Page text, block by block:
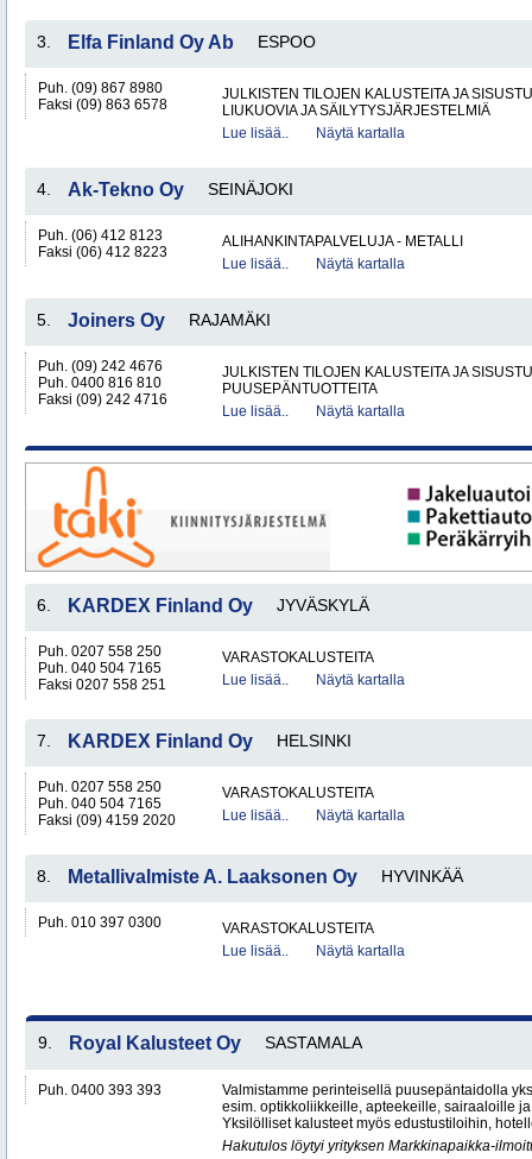
3. Elfa Finland Oy Ab ESPOO
Puh. (09) 867 8980
Faksi (09) 863 6578
JULKISTEN TILOJEN KALUSTEITA JA
LIUKUOVIA JA SÄILYTYSJÄRJESTELMIÄ
Lue lisää..
Näytä kartalla
4. Ak-Tekno Oy SEINÄJOKI
Puh. (06) 412 8123
Faksi (06) 412 8223
ALIHANKINTAPALVELUJA - METALLI
Lue lisää..
Näytä kartalla
5. Joiners Oy RAJAMÄKI
Puh. (09) 242 4676
Puh. 0400 816 810
Faksi (09) 242 4716
JULKISTEN TILOJEN KALUSTEITA JA
PUUSEPÄNTUOTTEITA
Lue lisää..
Näytä kartalla
6. KARDEX Finland Oy JYVÄSKYLÄ
Puh. 0207 558 250
Puh. 040 504 7165
Faksi 0207 558 251
VARASTOKALUSTEITA
Lue lisää..
Näytä kartalla
7. KARDEX Finland Oy HELSINKI
Puh. 0207 558 250
Puh. 040 504 7165
Faksi (09) 4159 2020
VARASTOKALUSTEITA
Lue lisää..
Näytä kartalla
8. Metallivalmiste A. Laaksonen Oy HYVINKÄÄ
Puh. 010 397 0300
VARASTOKALUSTEITA
Lue lisää..
Näytä kartalla
9. Royal Kalusteet Oy SASTAMALA
Puh. 0400 393 393
Valmistamme perinteisellä puusepäntaidolla
esim. optikkoliikkeille, apteekeille, sairaaloille
Yksilölliset kalusteet myös edustustiloihin,
Hakutulos löytyi yrityksen Markkinapaikka-